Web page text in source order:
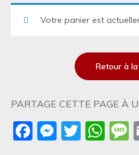
Votre panier est
Retour à
PARTAGE CETTE PAGE À
Facebook